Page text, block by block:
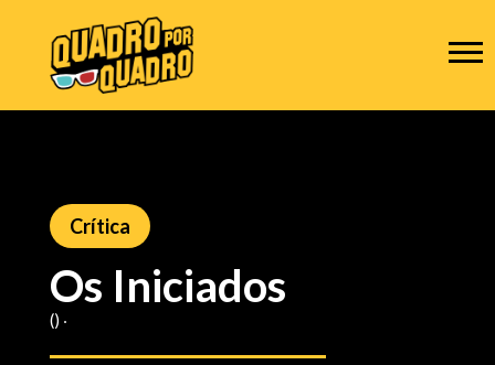
Crítica
Os Iniciados
() ‧